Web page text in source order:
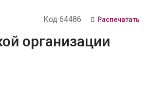
Код 64486 Распечатать
организации